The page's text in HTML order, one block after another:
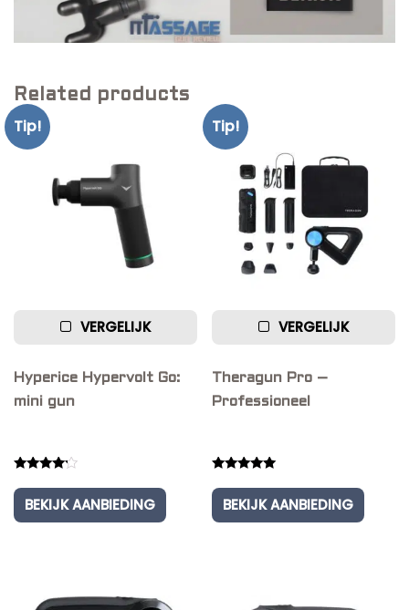
Related products
Tip!
VERGELIJK
Hyperice Hypervolt Go:
mini gun
4.00
out of 5
BEKIJK AANBIEDING
Tip!
VERGELIJK
Theragun Pro –
Professioneel
5.00
out of 5
BEKIJK AANBIEDING